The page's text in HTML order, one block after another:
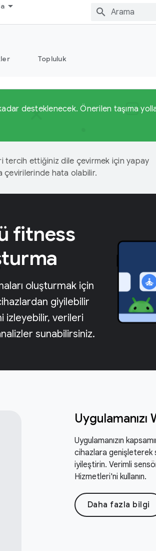
Topluluk
desteklenecek. Önerilen taşıma
tercih ettiğiniz dile çevirmek için yapay
çevirilerinde hata olabilir.
fitness
oluşturmak için
giyilebilir
izleyebilir, verileri
sunabilirsiniz.
Uygulamanızın
cihazlara genişleterek
iyileştirin. Verimli
Hizmetleri'ni kullanın.
Daha fazla bilgi